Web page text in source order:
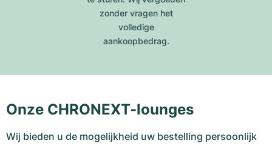
zonder vragen het
volledige
aankoopbedrag.
Onze CHRONEXT-lounges
Wij bieden u de mogelijkheid uw bestelling persoonlijk